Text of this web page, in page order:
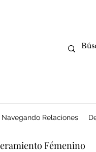
Navegando Relaciones
Fémenino